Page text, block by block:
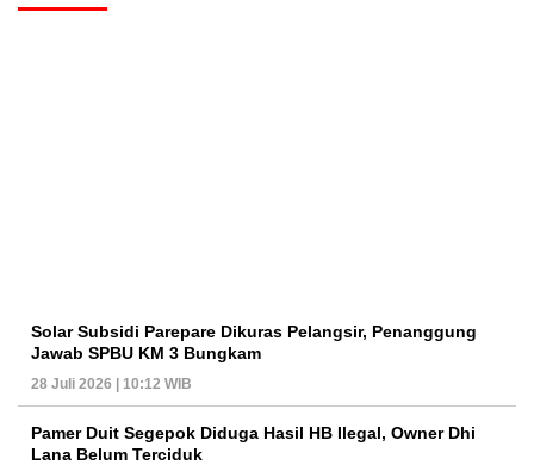
Solar Subsidi Parepare Dikuras Pelangsir, Penanggung
Jawab SPBU KM 3 Bungkam
28 Juli 2026 | 10:12 WIB
Pamer Duit Segepok Diduga Hasil HB Ilegal, Owner Dhi
Lana Belum Terciduk